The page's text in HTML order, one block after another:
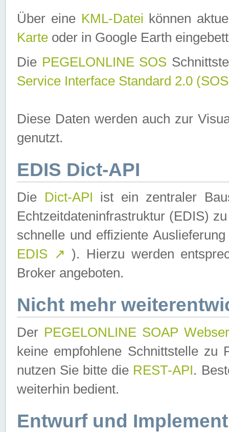
Über eine KML-Datei können
Karte oder in Google Earth
Die PEGELONLINE SOS
Service Interface Standard 2.0
Diese Daten werden auch zur
genutzt.
EDIS Dict-API
Die Dict-API ist ein zentraler
Echtzeitdateninfrastruktur (EDIS)
schnelle und effiziente
EDIS ↗ ). Hierzu werden
Broker angeboten.
Nicht mehr
Der PEGELONLINE SOAP
keine empfohlene Schnittstelle zu
nutzen Sie bitte die REST-API.
weiterhin bedient.
Entwurf und